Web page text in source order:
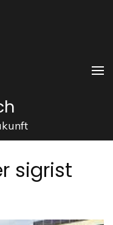
sigrist